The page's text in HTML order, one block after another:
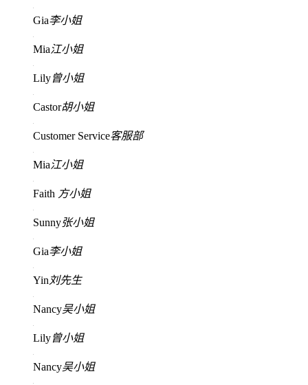
Gia李小姐
Mia江小姐
Lily曾小姐
Castor胡小姐
Customer Service客服部
Mia江小姐
Faith 方小姐
Sunny张小姐
Gia李小姐
Yin 刘先生
Nancy吴小姐
Lily曾小姐
Nancy吴小姐